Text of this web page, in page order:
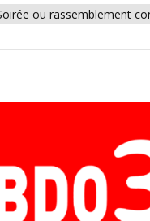
ou rassemblement